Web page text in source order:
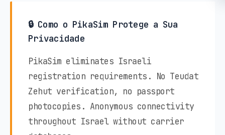
🔒 Como o PikaSim Protege a Sua
Privacidade
PikaSim eliminates Israeli
registration requirements. No Teudat
Zehut verification, no passport
photocopies. Anonymous connectivity
throughout Israel without carrier